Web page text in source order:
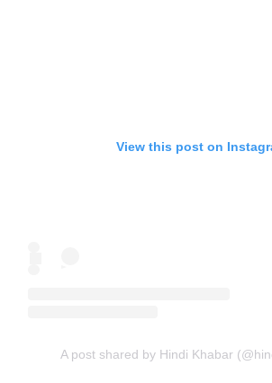
View this post on
A post shared by Hindi Khabar